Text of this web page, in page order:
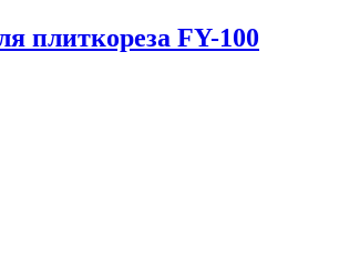
плиткореза FY-100